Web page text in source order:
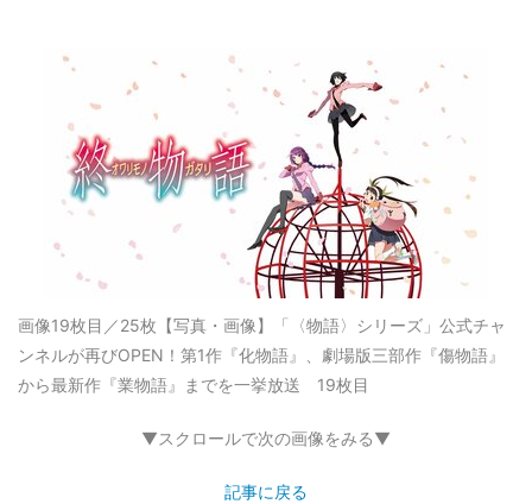
画像19枚目／25枚 【写真・画像】「〈物語〉シリーズ」公式チャ
ンネルが再びOPEN！第1作『化物語』、劇場版三部作『傷物語』
から最新作『業物語』までを一挙放送 19枚目
▼スクロールで次の画像をみる▼
記事に戻る